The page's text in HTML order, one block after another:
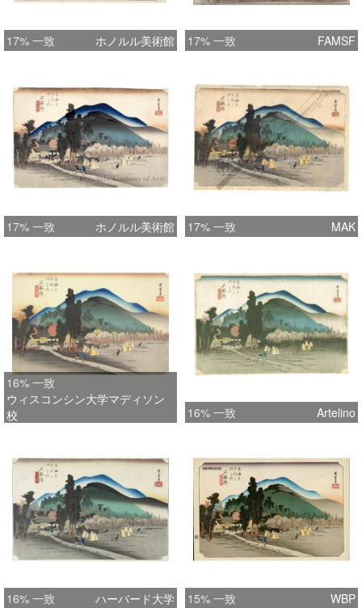
17% 一致 ホノルル美術館 17% 一致 FAMSF
17% 一致 ホノルル美術館 17% 一致 MAK
16% 一致
ウィスコンシン大学マディソン
校
16% 一致 Artelino
16% 一致 ハーバード大学 15% 一致 WBP